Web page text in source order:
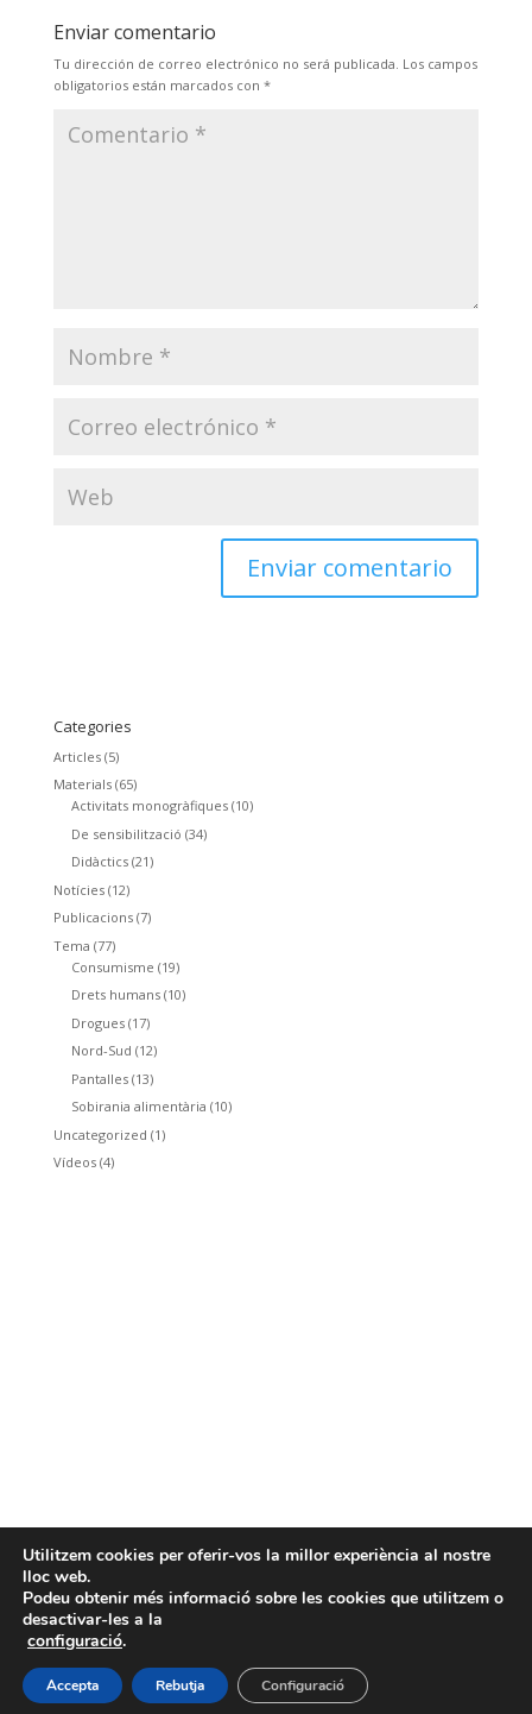
Enviar comentario
Tu dirección de correo electrónico no será publicada. Los campos
obligatorios están marcados con *
Categories
Articles(5)
Materials(65)
Activitats monogràfiques(10)
De sensibilització (34)
Didàctics(21)
Notícies(12)
Publicacions(7)
Tema (77)
Consumisme (19)
Drets humans(10)
Drogues(17)
Nord-Sud (12)
Pantalles(13)
Sobirania alimentària (10)
Uncategorized (1)
Vídeos(4)
INICI
QUÈ OFERIM?
FESTA LA TEVA!
STOP SEXPREADING
LA COOPERATIVA
Diseñado por Elegant Themes| Desarrollado por
Utilitzem cookies per oferir-vos la millor experiència al nostre
lloc web.
Podeu obtenir més informació sobre les cookies que utilitzem o
desactivar-les a la
configuració.
Accepta Rebutja Configuració